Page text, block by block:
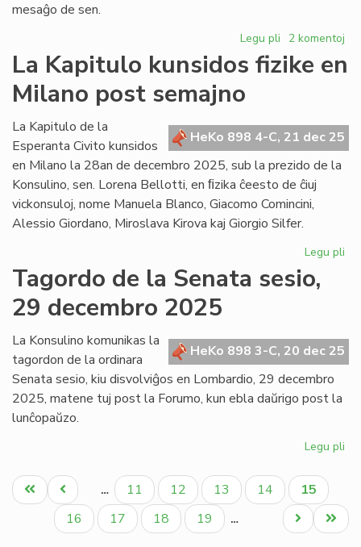
mesaĝo de sen.
Legu pli pri
Senata
reglamento:
Martinelli
konfirmas
2 komentoj
La Kapitulo kunsidos fizike en
Milano post semajno
HeKo 898 4-C, 21 dec 25
La Kapitulo de la
Esperanta Civito kunsidos
en Milano la 28an de decembro 2025, sub la prezido de la
Konsulino, sen. Lorena Bellotti, en ﬁzika ĉeesto de ĉiuj
vickonsuloj, nome Manuela Blanco, Giacomo Comincini,
Alessio Giordano, Miroslava Kirova kaj Giorgio Silfer.
Legu pli
en
Tagordo de la Senata sesio,
29 decembro 2025
HeKo 898 3-C, 20 dec 25
La Konsulino komunikas la
tagordon de la ordinara
Senata sesio, kiu disvolviĝos en Lombardio, 29 decembro
2025, matene tuj post la Forumo, kun ebla daŭrigo post la
lunĉopaŭzo.
Legu pli
Pagination
Unua
paĝo
Antaŭa
paĝo
… Paĝo
11 Paĝo
12 Paĝo
13 Paĝo
14
Aktuala
paĝo
15
Paĝo
16 Paĝo
17 Paĝo
18 Paĝo
19 …
Last
page
Next
page